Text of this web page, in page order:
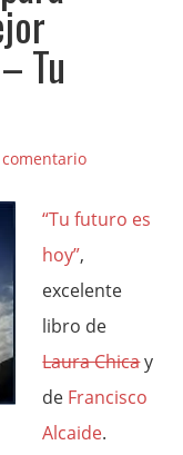
Tu
“Tu futuro es
hoy”,
excelente
libro de
Laura Chicay
de Francisco
Alcaide.